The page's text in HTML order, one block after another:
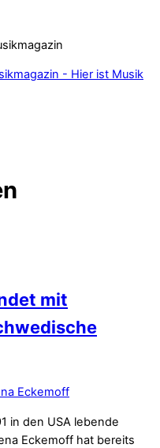
mit
Eckemoff
in den USA lebende
Eckemoff hat bereits